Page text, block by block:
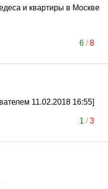
и квартиры в Москве
6/8
11.02.2018 16:55]
1 /3